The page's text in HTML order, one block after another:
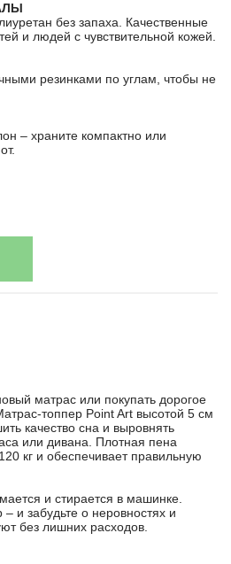
без запаха. Качественные
и людей с чувствительной кожей.
резинками по углам, чтобы не
– храните компактно или
матрас или покупать дорогое
топпер Point Art высотой 5 см
качество сна и выровнять
или дивана. Плотная пена
кг и обеспечивает правильную
и стирается в машинке.
и забудьте о неровностях и
без лишних расходов.